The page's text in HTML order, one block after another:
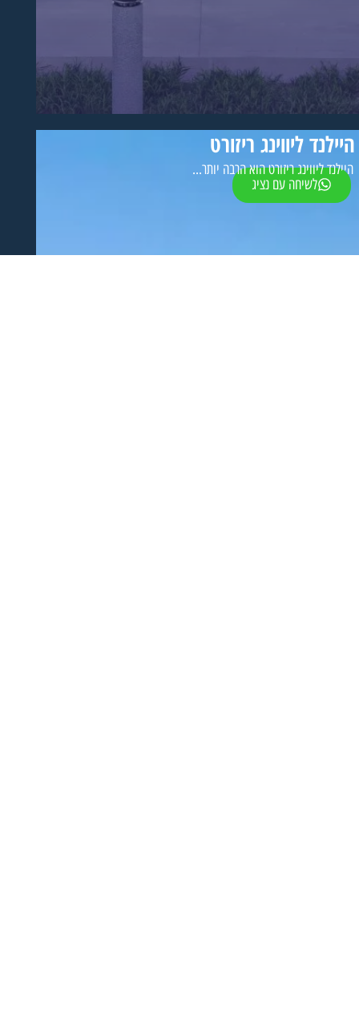
היילנד ליווינג ריזורט
היילנד ליווינג ריזורט הוא הרבה יותר...
לשיחה עם נציג